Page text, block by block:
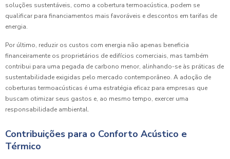
soluções sustentáveis, como a cobertura termoacústica, podem se
qualificar para financiamentos mais favoráveis e descontos em tarifas de
energia.
Por último, reduzir os custos com energia não apenas beneficia
financeiramente os proprietários de edifícios comerciais, mas também
contribui para uma pegada de carbono menor, alinhando-se às práticas de
sustentabilidade exigidas pelo mercado contemporâneo. A adoção de
coberturas termoacústicas é uma estratégia eficaz para empresas que
buscam otimizar seus gastos e, ao mesmo tempo, exercer uma
responsabilidade ambiental.
Contribuições para o Conforto Acústico e
Térmico